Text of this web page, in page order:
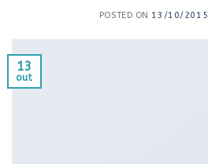
POSTED ON 13/10/2015
13
out